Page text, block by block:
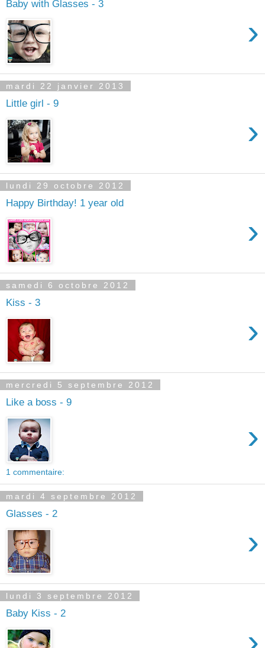
Baby with Glasses - 3
›
mardi 22 janvier 2013
Little girl - 9
›
lundi 29 octobre 2012
Happy Birthday! 1 year old
›
samedi 6 octobre 2012
Kiss - 3
›
mercredi 5 septembre 2012
Like a boss - 9
›
1 commentaire:
mardi 4 septembre 2012
Glasses - 2
›
lundi 3 septembre 2012
Baby Kiss - 2